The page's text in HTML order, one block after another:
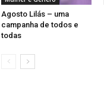
Agosto Lilás – uma
campanha de todos e
todas